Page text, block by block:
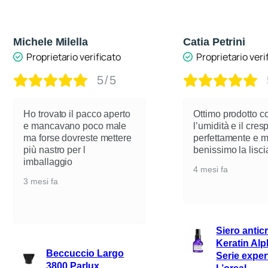
Michele Milella
Proprietario verificato
5/5
Ho trovato il pacco aperto
e mancavano poco male
ma forse dovreste mettere
più nastro per l
imballaggio
3 mesi fa
Beccuccio Largo
Catia Petrini
Proprietario
Ottimo prodotto
l’umidità e il
perfettamente e
benissimo la
4 mesi fa
Siero
Keratin
Serie